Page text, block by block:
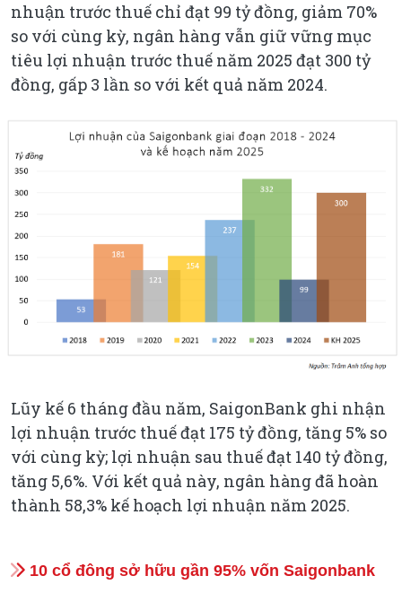
nhuận trước thuế chỉ đạt 99 tỷ đồng, giảm 70%
so với cùng kỳ, ngân hàng vẫn giữ vững mục
tiêu lợi nhuận trước thuế năm 2025 đạt 300 tỷ
đồng, gấp 3 lần so với kết quả năm 2024.
Lũy kế 6 tháng đầu năm, SaigonBank ghi nhận
lợi nhuận trước thuế đạt 175 tỷ đồng, tăng 5% so
với cùng kỳ; lợi nhuận sau thuế đạt 140 tỷ đồng,
tăng 5,6%. Với kết quả này, ngân hàng đã hoàn
thành 58,3% kế hoạch lợi nhuận năm 2025.
10 cổ đông sở hữu gần 95% vốn Saigonbank